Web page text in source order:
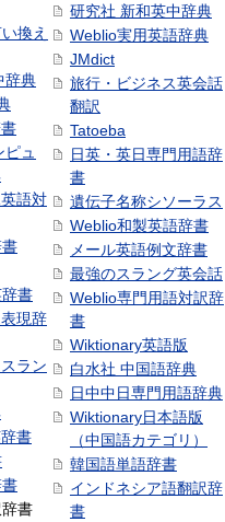
換え
辞典
ュ
語対
書
現辞
ラン
書
書
研究社 新和英中辞典
Weblio実用英語辞典
JMdict
旅行・ビジネス英会話
翻訳
Tatoeba
日英・英日専門用語辞
書
遺伝子名称シソーラス
Weblio和製英語辞書
メール英語例文辞書
最強のスラング英会話
Weblio専門用語対訳辞
書
Wiktionary英語版
白水社 中国語辞典
日中中日専門用語辞典
Wiktionary日本語版
（中国語カテゴリ）
韓国語単語辞書
インドネシア語翻訳辞
書